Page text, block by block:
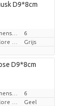
D9*8cm
6
Grijs
D9*8cm
6
Geel